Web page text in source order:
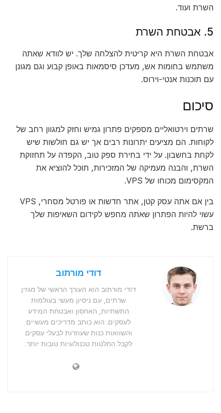
השרת ועוד.
5. אבטחת השרת
אבטחת השרת היא קריטית להצלחה שלך. יש לוודא שאתה
משתמש בחומות אש, מעדכן סיסמאות באופן קבוע וגם מגונן
עם תוכנות אנטי-וירוס.
סיכום
שרתים וירטואליים מספקים פתרון גמיש וחזק למגוון רחב של
לקוחות. הם מציעים יתרונות רבים אך יש גם חולשות שיש
לקחת בחשבון. על ידי בחירת ספק טוב, הקפדה על תחזוקת
השרת, והבנה מעמיקה של המזכירות, תוכל להוציא את
המקסימום מכוחו של VPS.
בין אם אתה עסק קטן, אתר חדשות או פורטל מסחרי, VPS
עשוי להיות הפתרון שאתה מחפש לקידום השאיפות שלך
ברשת.
דודי מורתוב
דודי מורתוב הוא העורך הראשי של מגזין
שרתים, עם ניסיון מעשי בעולמות
התשתיות, האחסון ואבטחת המידע
לעסקים. הוא כותב מדריכים מעשיים
והשוואות כנות שעוזרות לבעלי עסקים
לקבל החלטות טכנולוגיות טובות יותר.